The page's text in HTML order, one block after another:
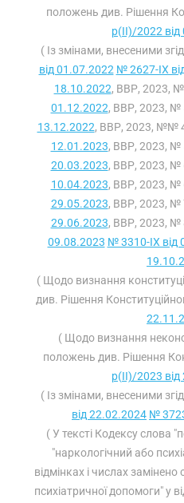
положень див. Рішення
р(II)/2022
( Із змінами, внесеними
від 01.07.2022 № 2627-IX
18.10.2022, ВВР, 2023,
01.12.2022, ВВР, 2023, №
13.12.2022, ВВР, 2023, №№
12.01.2023, ВВР, 2023, №
20.03.2023, ВВР, 2023, №
10.04.2023, ВВР, 2023, №
29.05.2023, ВВР, 2023, №
29.06.2023, ВВР, 2023, №
09.08.2023 № 3310-IX від
( Щодо визнання
див. Рішення
( Щодо визнання
положень див. Рішення
р(II)/2023
( Із змінами, внесеними
від 22.02.2024 №
( У тексті Кодексу слова
"наркологічний або
відмінках і числах
психіатричної допомоги" у